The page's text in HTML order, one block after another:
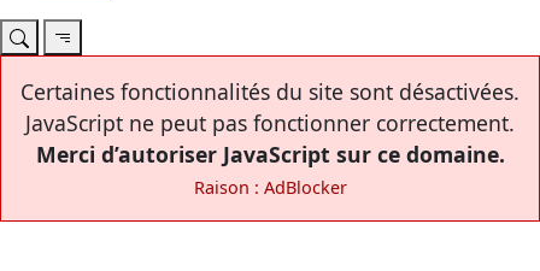
Certaines fonctionnalités du site sont désactivées.
JavaScript ne peut pas fonctionner correctement.
Merci d’autoriser JavaScript sur ce domaine.
Raison : AdBlocker